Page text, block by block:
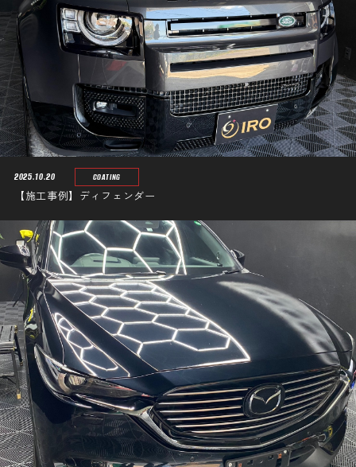
2025.10.20 COATING
【施工事例】ディフェンダー